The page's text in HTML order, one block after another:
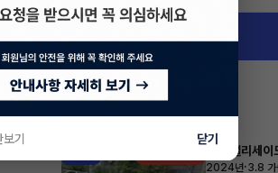
현대 팰리세이
2024년·3.8 가
보기 닫기